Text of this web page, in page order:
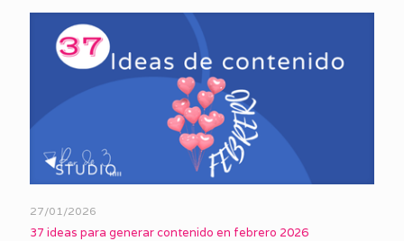
27/01/2026
37 ideas para generar contenido en febrero 2026